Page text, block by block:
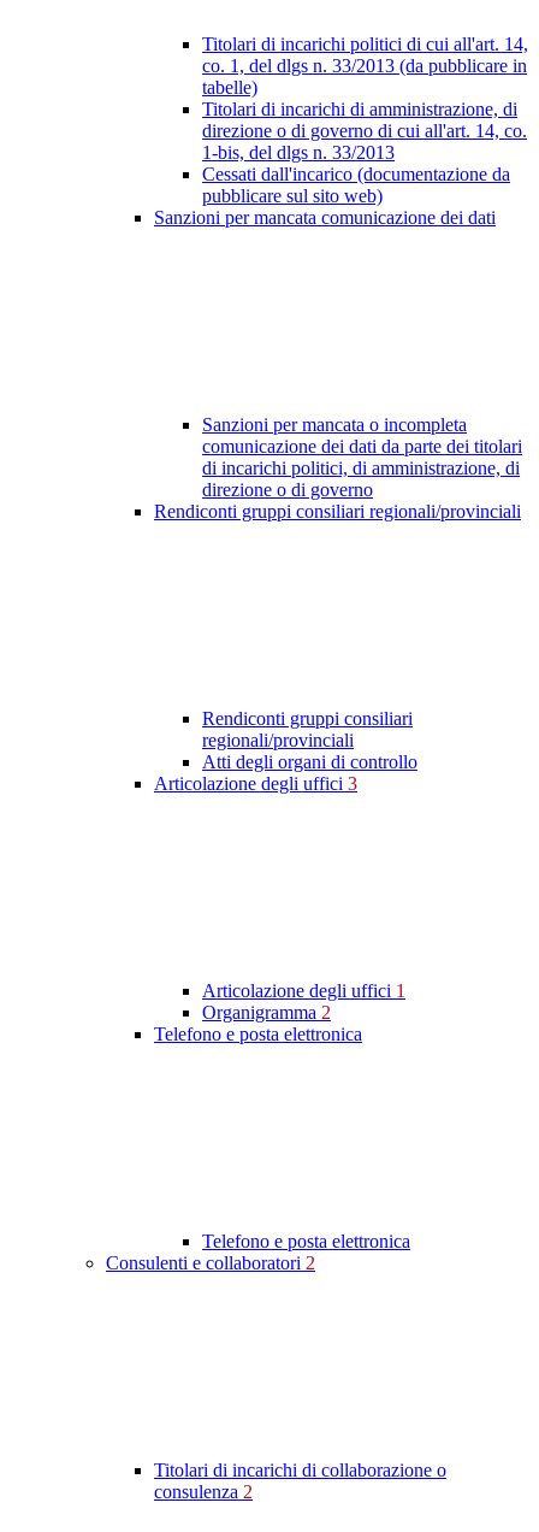
Titolari di incarichi politici di cui all'art. 14,
co. 1, del dlgs n. 33/2013 (da pubblicare in
tabelle)
Titolari di incarichi di amministrazione, di
direzione o di governo di cui all'art. 14, co.
1-bis, del dlgs n. 33/2013
Cessati dall'incarico (documentazione da
pubblicare sul sito web)
Sanzioni per mancata comunicazione dei dati
Sanzioni per mancata o incompleta
comunicazione dei dati da parte dei titolari
di incarichi politici, di amministrazione, di
direzione o di governo
Rendiconti gruppi consiliari regionali/provinciali
Rendiconti gruppi consiliari
regionali/provinciali
Atti degli organi di controllo
Articolazione degli uffici 3
Articolazione degli uffici 1
Organigramma 2
Telefono e posta elettronica
Telefono e posta elettronica
Consulenti e collaboratori 2
Titolari di incarichi di collaborazione o
consulenza 2